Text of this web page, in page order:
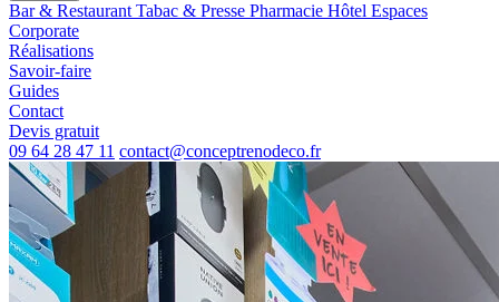
Bar & Restaurant Tabac & Presse Pharmacie Hôtel Espaces
Corporate
Réalisations
Savoir-faire
Guides
Contact
Devis gratuit
09 64 28 47 11 contact@conceptrenodeco.fr